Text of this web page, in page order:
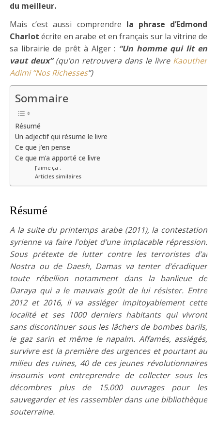
du meilleur.
Mais c’est aussi comprendre la phrase d’Edmond
Charlot écrite en arabe et en français sur la vitrine de
sa librairie de prêt à Alger : “Un homme qui lit en
vaut deux”(qu’on retrouvera dans le livre Kaouther
Adimi “Nos Richesses”)
Sommaire
Résumé
Un adjectif qui résume le livre
Ce que j’en pense
Ce que m’a apporté ce livre
J’aime ça :
Articles similaires
Résumé
A la suite du printemps arabe (2011), la contestation
syrienne va faire l’objet d’une implacable répression.
Sous prétexte de lutter contre les terroristes d’al
Nostra ou de Daesh, Damas va tenter d’éradiquer
toute rébellion notamment dans la banlieue de
Daraya qui a le mauvais goût de lui résister. Entre
2012 et 2016, il va assiéger impitoyablement cette
localité et ses 1000 derniers habitants qui vivront
sans discontinuer sous les lâchers de bombes barils,
le gaz sarin et même le napalm. Affamés, assiégés,
survivre est la première des urgences et pourtant au
milieu des ruines, 40 de ces jeunes révolutionnaires
insoumis vont entreprendre de collecter sous les
décombres plus de 15.000 ouvrages pour les
sauvegarder et les rassembler dans une bibliothèque
souterraine.